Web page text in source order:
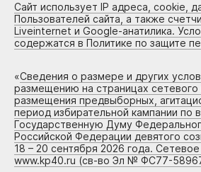
Сайт использует IP адреса, cookie,
Пользователей сайта, а также
Liveinternet и Google-анатилика.
содержатся в Политике по защите
«Сведения о размере и других
размещению на страницах сетевого
размещения предвыборных,
период избирательной кампании по
Государственную Думу
Российской Федерации девятого
18 – 20 сентября 2026 года.
www.kp40.ru (св-во Эл № ФС77-58967